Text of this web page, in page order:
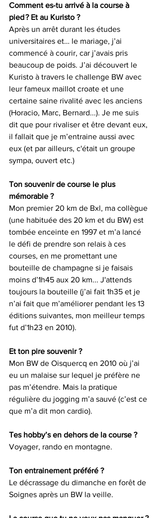
Comment es-tu arrivé à la course à
pied ? Et au Kuristo ?
Après un arrêt durant les études
universitaires et… le mariage, j’ai
commencé à courir, car j’avais pris
beaucoup de poids. J’ai découvert le
Kuristo à travers le challenge BW avec
leur fameux maillot croate et une
certaine saine rivalité avec les anciens
(Horacio, Marc, Bernard...). Je me suis
dit que pour rivaliser et être devant eux,
il fallait que je m’entraine aussi avec
eux (et par ailleurs, c'était un groupe
sympa, ouvert etc.)
Ton souvenir de course le plus
mémorable ?
Mon premier 20 km de Bxl, ma collègue
(une habituée des 20 km et du BW) est
tombée enceinte en 1997 et m’a lancé
le défi de prendre son relais à ces
courses, en me promettant une
bouteille de champagne si je faisais
moins d’1h45 aux 20 km... J'attends
toujours la bouteille (j’ai fait 1h35 et je
n’ai fait que m’améliorer pendant les 13
éditions suivantes, mon meilleur temps
fut d’1h23 en 2010).
Et ton pire souvenir ?
Mon BW de Oisquercq en 2010 où j’ai
eu un malaise sur lequel je préfère ne
pas m’étendre. Mais la pratique
régulière du jogging m’a sauvé (c’est ce
que m’a dit mon cardio).
Tes hobby’s en dehors de la course ?
Voyager, rando en montagne.
Ton entrainement préféré ?
Le décrassage du dimanche en forêt de
Soignes après un BW la veille.